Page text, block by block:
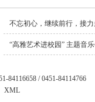
不忘初心，继续前行，接
“高雅艺术进校园” 主题音
84116658 / 0451-84114766
XML